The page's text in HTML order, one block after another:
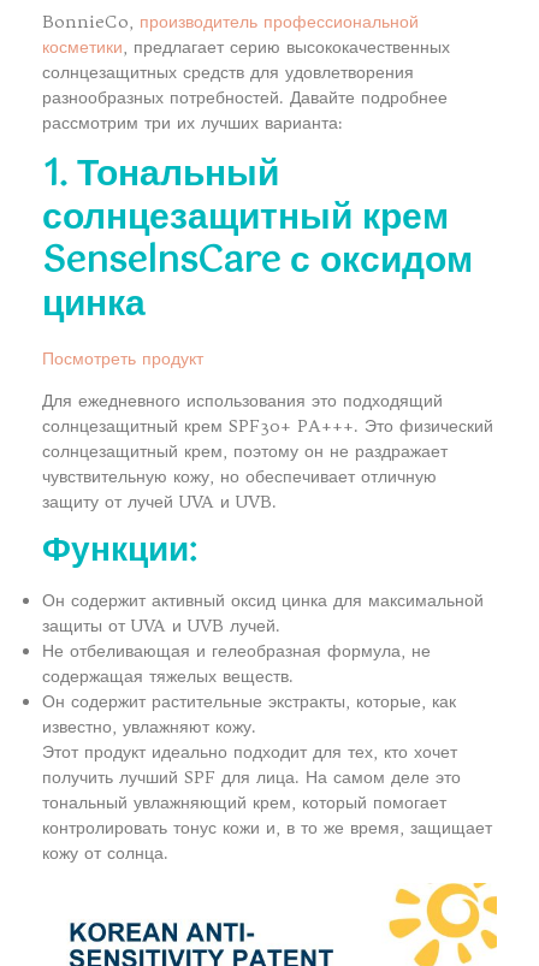
BonnieCo, производитель профессиональной
косметики, предлагает серию высококачественных
солнцезащитных средств для удовлетворения
разнообразных потребностей. Давайте подробнее
рассмотрим три их лучших варианта:
1. Тональный
солнцезащитный крем
SenselnsCare с оксидом
цинка
Посмотреть продукт
Для ежедневного использования это подходящий
солнцезащитный крем SPF30+ PA+++. Это физический
солнцезащитный крем, поэтому он не раздражает
чувствительную кожу, но обеспечивает отличную
защиту от лучей UVA и UVB.
Функции:
Он содержит активный оксид цинка для максимальной
защиты от UVA и UVB лучей.
Не отбеливающая и гелеобразная формула, не
содержащая тяжелых веществ.
Он содержит растительные экстракты, которые, как
известно, увлажняют кожу.
Этот продукт идеально подходит для тех, кто хочет
получить лучший SPF для лица. На самом деле это
тональный увлажняющий крем, который помогает
контролировать тонус кожи и, в то же время, защищает
кожу от солнца.